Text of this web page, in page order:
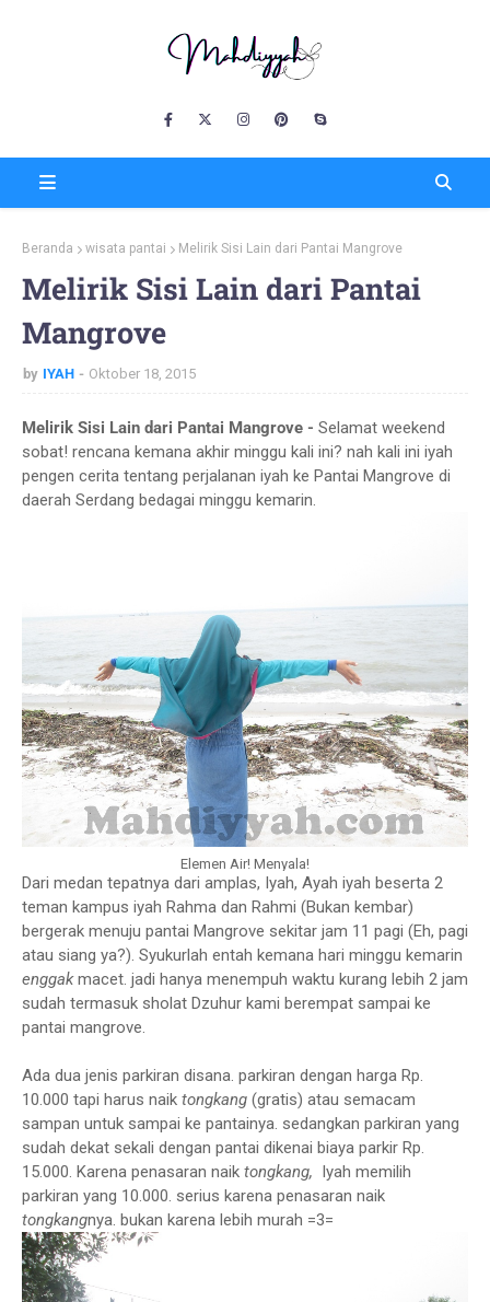
Beranda wisata pantai Melirik Sisi Lain dari Pantai Mangrove
Melirik Sisi Lain dari Pantai
Mangrove
by IYAH Oktober 18, 2015
Melirik Sisi Lain dari Pantai Mangrove - Selamat weekend
sobat! rencana kemana akhir minggu kali ini? nah kali ini iyah
pengen cerita tentang perjalanan iyah ke Pantai Mangrove di
daerah Serdang bedagai minggu kemarin.
Elemen Air! Menyala!
Dari medan tepatnya dari amplas, Iyah, Ayah iyah beserta 2
teman kampus iyah Rahma dan Rahmi (Bukan kembar)
bergerak menuju pantai Mangrove sekitar jam 11 pagi (Eh, pagi
atau siang ya?). Syukurlah entah kemana hari minggu kemarin
enggakmacet. jadi hanya menempuh waktu kurang lebih 2 jam
sudah termasuk sholat Dzuhur kami berempat sampai ke
pantai mangrove.
Ada dua jenis parkiran disana. parkiran dengan harga Rp.
10.000 tapi harus naik tongkang (gratis) atau semacam
sampan untuk sampai ke pantainya. sedangkan parkiran yang
sudah dekat sekali dengan pantai dikenai biaya parkir Rp.
15.000. Karena penasaran naik tongkang, Iyah memilih
parkiran yang 10.000. serius karena penasaran naik
tongkangnya. bukan karena lebih murah =3=